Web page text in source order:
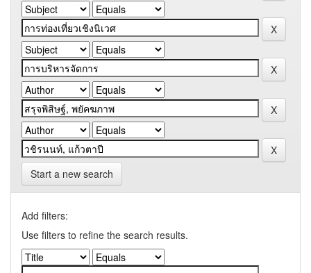
Start a new search
Add filters:
Use filters to refine the search results.